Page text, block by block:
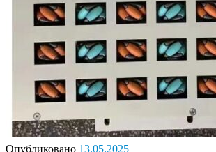
Опубликовано 13.05.2025